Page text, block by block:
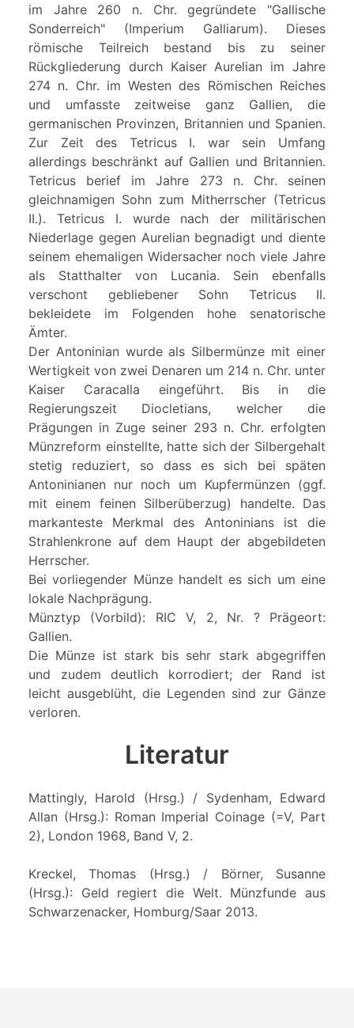
im Jahre 260 n. Chr. gegründete "Gallische
Sonderreich" (Imperium Galliarum). Dieses
römische Teilreich bestand bis zu seiner
Rückgliederung durch Kaiser Aurelian im Jahre
274 n. Chr. im Westen des Römischen Reiches
und umfasste zeitweise ganz Gallien, die
germanischen Provinzen, Britannien und Spanien.
Zur Zeit des Tetricus I. war sein Umfang
allerdings beschränkt auf Gallien und Britannien.
Tetricus berief im Jahre 273 n. Chr. seinen
gleichnamigen Sohn zum Mitherrscher (Tetricus
II.). Tetricus I. wurde nach der militärischen
Niederlage gegen Aurelian begnadigt und diente
seinem ehemaligen Widersacher noch viele Jahre
als Statthalter von Lucania. Sein ebenfalls
verschont gebliebener Sohn Tetricus II.
bekleidete im Folgenden hohe senatorische
Ämter.
Der Antoninian wurde als Silbermünze mit einer
Wertigkeit von zwei Denaren um 214 n. Chr. unter
Kaiser Caracalla eingeführt. Bis in die
Regierungszeit Diocletians, welcher die
Prägungen in Zuge seiner 293 n. Chr. erfolgten
Münzreform einstellte, hatte sich der Silbergehalt
stetig reduziert, so dass es sich bei späten
Antoninianen nur noch um Kupfermünzen (ggf.
mit einem feinen Silberüberzug) handelte. Das
markanteste Merkmal des Antoninians ist die
Strahlenkrone auf dem Haupt der abgebildeten
Herrscher.
Bei vorliegender Münze handelt es sich um eine
lokale Nachprägung.
Münztyp (Vorbild): RIC V, 2, Nr. ? Prägeort:
Gallien.
Die Münze ist stark bis sehr stark abgegriffen
und zudem deutlich korrodiert; der Rand ist
leicht ausgeblüht, die Legenden sind zur Gänze
verloren.
Literatur
Mattingly, Harold (Hrsg.) / Sydenham, Edward
Allan (Hrsg.): Roman Imperial Coinage (=V, Part
2), London 1968, Band V, 2.
Kreckel, Thomas (Hrsg.) / Börner, Susanne
(Hrsg.): Geld regiert die Welt. Münzfunde aus
Schwarzenacker, Homburg/Saar 2013.